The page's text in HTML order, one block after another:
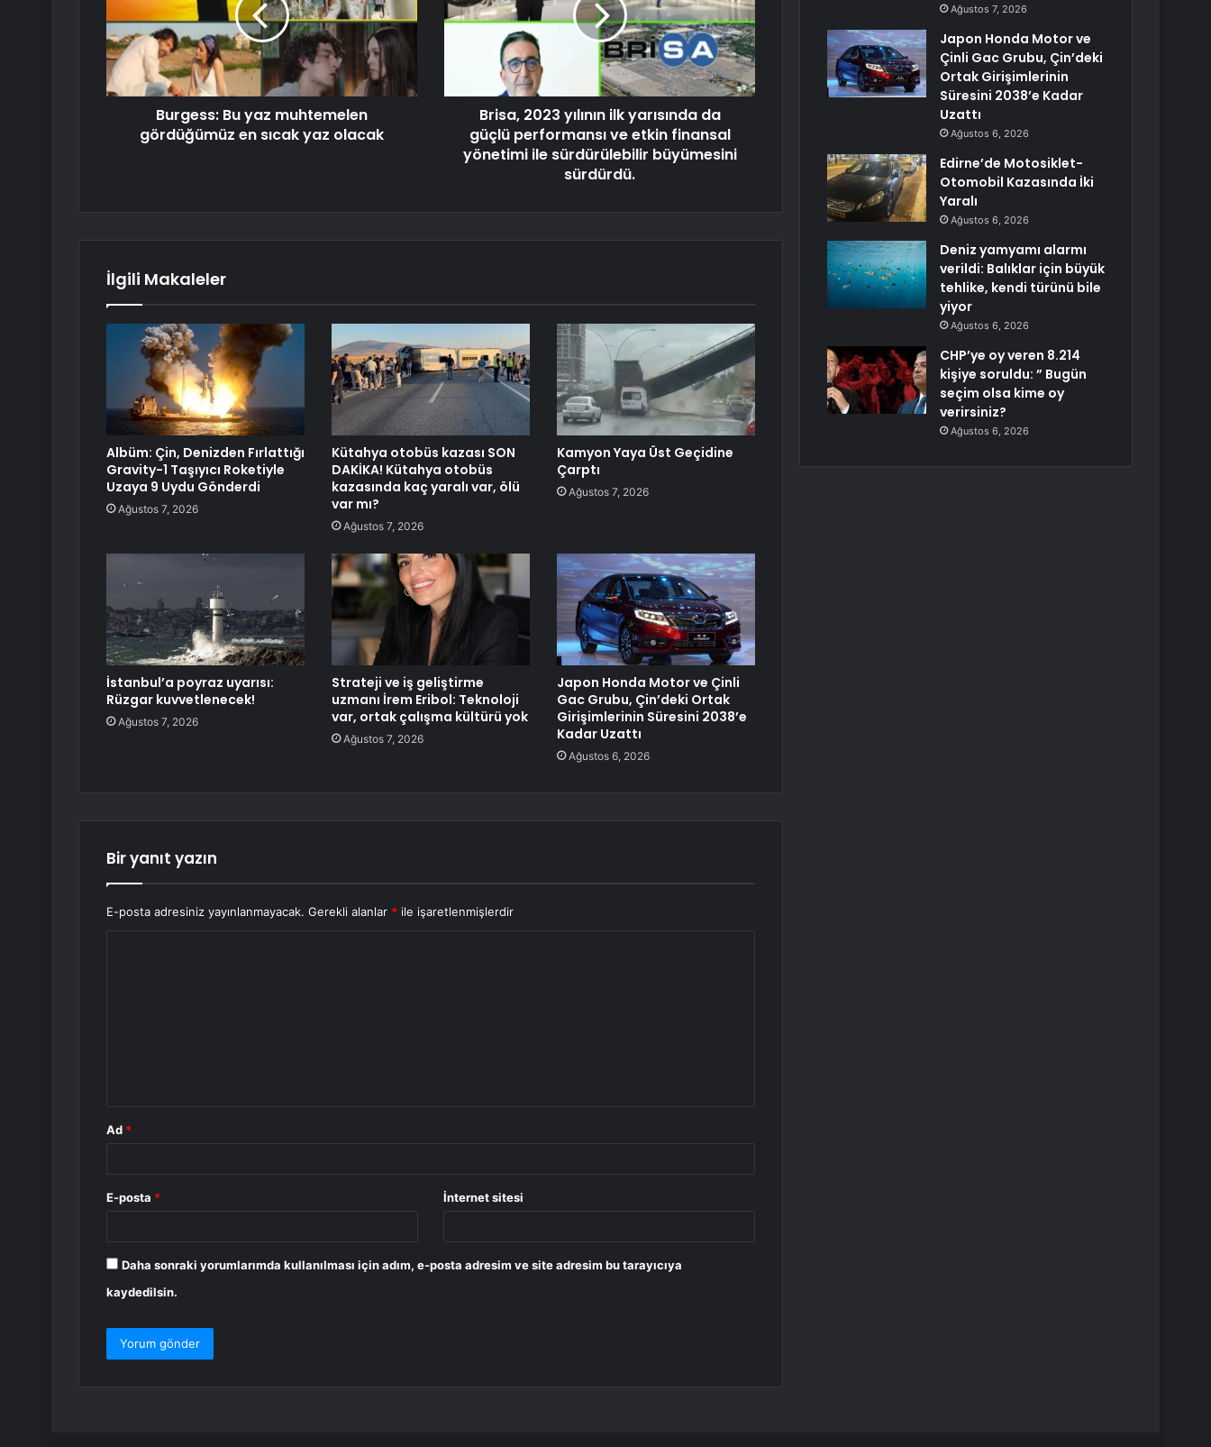
Burgess: Bu yaz muhtemelen
gördüğümüz en sıcak yaz olacak
Brisa, 2023 yılının ilk yarısında da
güçlü performansı ve etkin finansal
yönetimi ile sürdürülebilir büyümesini
sürdürdü.
İlgili Makaleler
Albüm: Çin, Denizden Fırlattığı
Gravity-1 Taşıyıcı Roketiyle
Uzaya 9 Uydu Gönderdi
Ağustos 7, 2026
Kütahya otobüs kazası SON
DAKİKA! Kütahya otobüs
kazasında kaç yaralı var, ölü
var mı?
Ağustos 7, 2026
Kamyon Yaya Üst Geçidine
Çarptı
Ağustos 7, 2026
İstanbul’a poyraz uyarısı:
Rüzgar kuvvetlenecek!
Ağustos 7, 2026
Strateji ve iş geliştirme
uzmanı İrem Eribol: Teknoloji
var, ortak çalışma kültürü yok
Ağustos 7, 2026
Japon Honda Motor ve Çinli
Gac Grubu, Çin’deki Ortak
Girişimlerinin Süresini 2038’e
Kadar Uzattı
Ağustos 6, 2026
Bir yanıt yazın
E-posta adresiniz yayınlanmayacak. Gerekli alanlar * ile işaretlenmişlerdir
Ad *
E-posta * İnternet sitesi
Daha sonraki yorumlarımda kullanılması için adım, e-posta adresim ve site adresim bu tarayıcıya
kaydedilsin.
Ağustos 7, 2026
Japon Honda Motor ve
Çinli Gac Grubu, Çin’deki
Ortak Girişimlerinin
Süresini 2038’e Kadar
Uzattı
Ağustos 6, 2026
Edirne’de Motosiklet-
Otomobil Kazasında İki
Yaralı
Ağustos 6, 2026
Deniz yamyamı alarmı
verildi: Balıklar için büyük
tehlike, kendi türünü bile
yiyor
Ağustos 6, 2026
CHP’ye oy veren 8.214
kişiye soruldu: ” Bugün
seçim olsa kime oy
verirsiniz?
Ağustos 6, 2026